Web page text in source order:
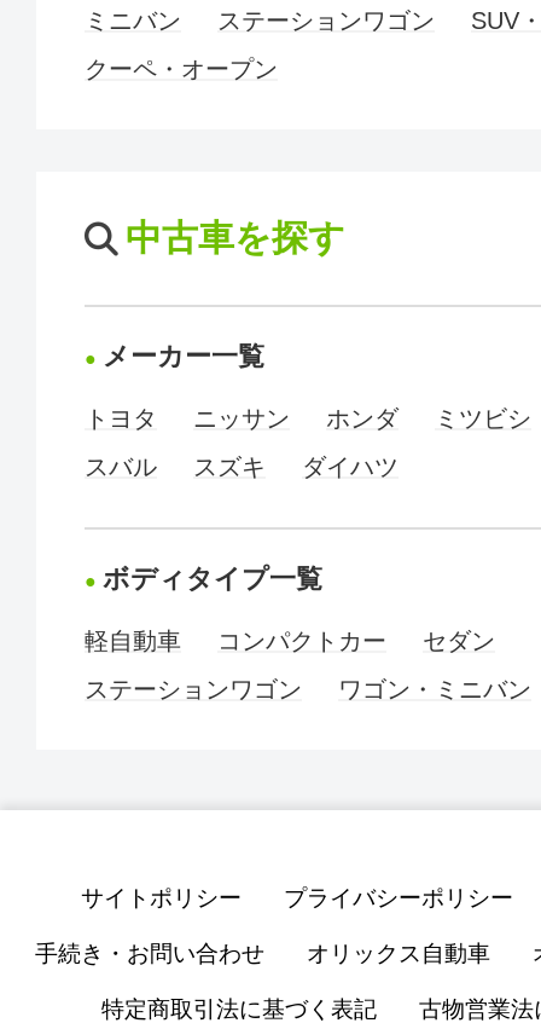
ミニバン
ステーションワゴン
SUV
クーペ・オープン
中古車を探す
メーカー一覧
トヨタ ニッサン ホンダ
ミツビシ
スバル
スズキ ダイハツ
ボディタイプ一覧
軽自動車 コンパクトカー
セダン
ステーションワゴン
ワゴン・ミニバン
サイトポリシー プライバシーポリシー
手続き・お問い合わせ オリックス自動車
特定商取引法に基づく表記 古物営業法